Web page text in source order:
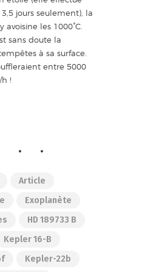
jours seulement), la
les 1000°C.
sans doute la
à sa surface.
entre 5000
!
Article
Exoplanète
HD 189733 B
Kepler 16-B
Kepler-22b